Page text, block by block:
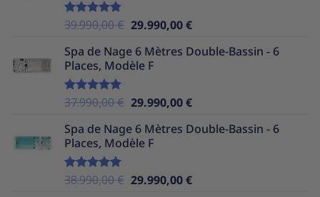
Note5.00
39.990,00€ Le
initial
était :
29.990,00€Le
actuel
Spa de Nage 6 Mètres Double-Bassin - 6
Places, Modèle F
Note5.00
37.990,00€ Le
initial
était :
29.990,00€Le
actuel
Spa de Nage 6 Mètres Double-Bassin - 6
Places, Modèle F
Note5.00
38.990,00€ Le
29.990,00€Le